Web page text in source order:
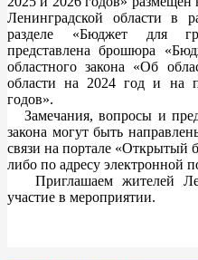
Ленинградской области в
разделе «Бюджет для
представлена брошюра
областного закона «Об
области на 2024 год и на
годов».
Замечания, вопросы и
закона могут быть
связи на портале «Открытый
либо по адресу электронной
Приглашаем жителей
участие в мероприятии.